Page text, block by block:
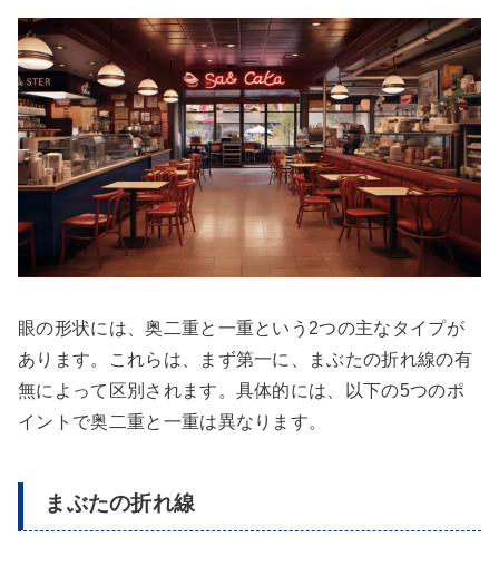
眼の形状には、奥二重と一重という2つの主なタイプが
あります。これらは、まず第一に、まぶたの折れ線の有
無によって区別されます。具体的には、以下の5つのポ
イントで奥二重と一重は異なります。
まぶたの折れ線